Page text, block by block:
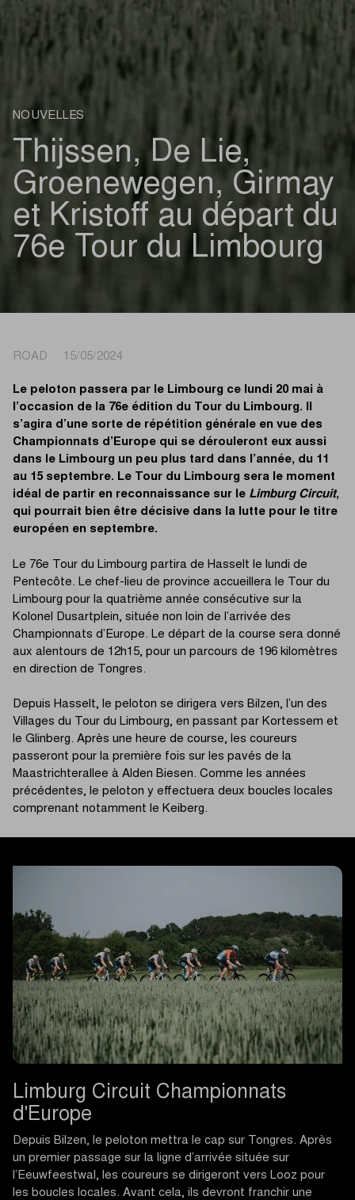
NOUVELLES
Thijssen, De Lie,
Groenewegen, Girmay
et Kristoff au départ du
76e Tour du Limbourg
ROAD 15/05/2024
Le peloton passera par le Limbourg ce lundi 20 mai à
l’occasion de la 76e édition du Tour du Limbourg. Il
s’agira d’une sorte de répétition générale en vue des
Championnats d’Europe qui se dérouleront eux aussi
dans le Limbourg un peu plus tard dans l’année, du 11
au 15 septembre. Le Tour du Limbourg sera le moment
idéal de partir en reconnaissance sur le Limburg Circuit,
qui pourrait bien être décisive dans la lutte pour le titre
européen en septembre.
Le 76e Tour du Limbourg partira de Hasselt le lundi de
Pentecôte. Le chef-lieu de province accueillera le Tour du
Limbourg pour la quatrième année consécutive sur la
Kolonel Dusartplein, située non loin de l’arrivée des
Championnats d’Europe. Le départ de la course sera donné
aux alentours de 12h15, pour un parcours de 196 kilomètres
en direction de Tongres.
Depuis Hasselt, le peloton se dirigera vers Bilzen, l’un des
Villages du Tour du Limbourg, en passant par Kortessem et
le Glinberg. Après une heure de course, les coureurs
passeront pour la première fois sur les pavés de la
Maastrichterallee à Alden Biesen. Comme les années
précédentes, le peloton y effectuera deux boucles locales
comprenant notamment le Keiberg.
Limburg Circuit Championnats
d'Europe
Depuis Bilzen, le peloton mettra le cap sur Tongres. Après
un premier passage sur la ligne d’arrivée située sur
l’Eeuwfeestwal, les coureurs se dirigeront vers Looz pour
les boucles locales. Avant cela, ils devront franchir une